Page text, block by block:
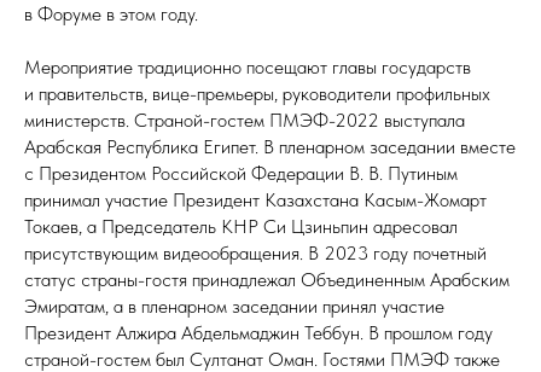
в Форуме в этом году.
Мероприятие традиционно посещают главы государств
и правительств, вице-премьеры, руководители профильных
министерств. Страной-гостем ПМЭФ-2022 выступала
Арабская Республика Египет. В пленарном заседании вместе
с Президентом Российской Федерации В. В. Путиным
принимал участие Президент Казахстана Касым-Жомарт
Токаев, а Председатель КНР Си Цзиньпин адресовал
присутствующим видеообращения. В 2023 году почетный
статус страны-гостя принадлежал Объединенным Арабским
Эмиратам, а в пленарном заседании принял участие
Президент Алжира Абдельмаджин Теббун. В прошлом году
страной-гостем был Султанат Оман. Гостями ПМЭФ также